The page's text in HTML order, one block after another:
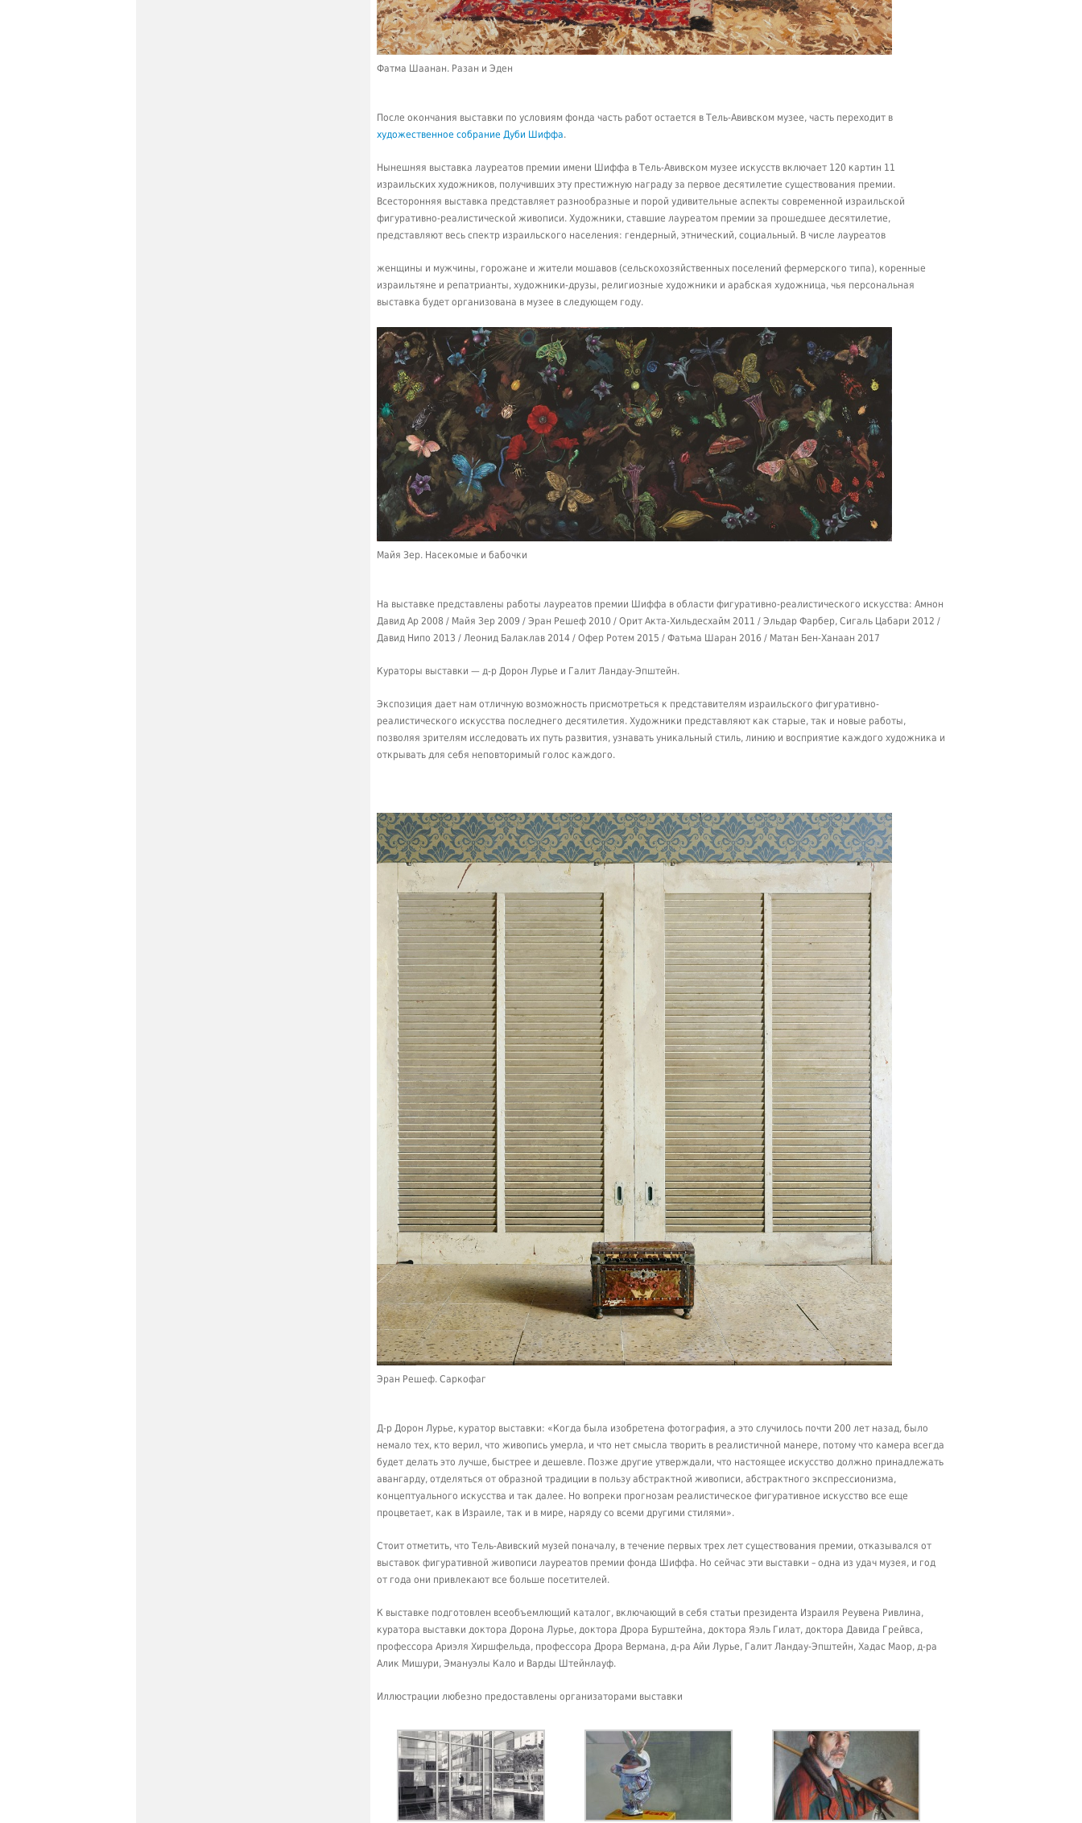
Фатма Шаанан. Разан и Эден
После окончания выставки по условиям фонда часть работ остается в Тель-Авивском музее, часть переходит в
художественное собрание Дуби Шиффа.
Нынешняя выставка лауреатов премии имени Шиффа в Тель-Авивском музее искусств включает 120 картин 11
израильских художников, получивших эту престижную награду за первое десятилетие существования премии.
Всесторонняя выставка представляет разнообразные и порой удивительные аспекты современной израильской
фигуративно-реалистической живописи. Художники, ставшие лауреатом премии за прошедшее десятилетие,
представляют весь спектр израильского населения: гендерный, этнический, социальный. В числе лауреатов
женщины и мужчины, горожане и жители мошавов (сельскохозяйственных поселений фермерского типа), коренные
израильтяне и репатрианты, художники-друзы, религиозные художники и арабская художница, чья персональная
выставка будет организована в музее в следующем году.
Майя Зер. Насекомые и бабочки
На выставке представлены работы лауреатов премии Шиффа в области фигуративно-реалистического искусства: Амнон
Давид Ар 2008 / Майя Зер 2009 / Эран Решеф 2010 / Орит Акта-Хильдесхайм 2011 / Эльдар Фарбер, Сигаль Цабари 2012 /
Давид Нипо 2013 / Леонид Балаклав 2014 / Офер Ротем 2015 / Фатьма Шаран 2016 / Матан Бен-Ханаан 2017
Кураторы выставки — д-р Дорон Лурье и Галит Ландау-Эпштейн.
Экспозиция дает нам отличную возможность присмотреться к представителям израильского фигуративно-
реалистического искусства последнего десятилетия. Художники представляют как старые, так и новые работы,
позволяя зрителям исследовать их путь развития, узнавать уникальный стиль, линию и восприятие каждого художника и
открывать для себя неповторимый голос каждого.
Эран Решеф. Саркофаг
Д-р Дорон Лурье, куратор выставки: «Когда была изобретена фотография, а это случилось почти 200 лет назад, было
немало тех, кто верил, что живопись умерла, и что нет смысла творить в реалистичной манере, потому что камера всегда
будет делать это лучше, быстрее и дешевле. Позже другие утверждали, что настоящее искусство должно принадлежать
авангарду, отделяться от образной традиции в пользу абстрактной живописи, абстрактного экспрессионизма,
концептуального искусства и так далее. Но вопреки прогнозам реалистическое фигуративное искусство все еще
процветает, как в Израиле, так и в мире, наряду со всеми другими стилями».
Стоит отметить, что Тель-Авивский музей поначалу, в течение первых трех лет существования премии, отказывался от
выставок фигуративной живописи лауреатов премии фонда Шиффа. Но сейчас эти выставки – одна из удач музея, и год
от года они привлекают все больше посетителей.
К выставке подготовлен всеобъемлющий каталог, включающий в себя статьи президента Израиля Реувена Ривлина,
куратора выставки доктора Дорона Лурье, доктора Дрора Бурштейна, доктора Яэль Гилат, доктора Давида Грейвса,
профессора Ариэля Хиршфельда, профессора Дрора Вермана, д-ра Айи Лурье, Галит Ландау-Эпштейн, Хадас Маор, д-ра
Алик Мишури, Эмануэлы Кало и Варды Штейнлауф.
Иллюстрации любезно предоставлены организаторами выставки